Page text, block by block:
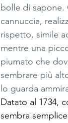
bolle di sapone.
cannuccia,
rispetto, simile
mentre una
piumato che
sembrare più
lo guarda
Datato al 1734,
sembra